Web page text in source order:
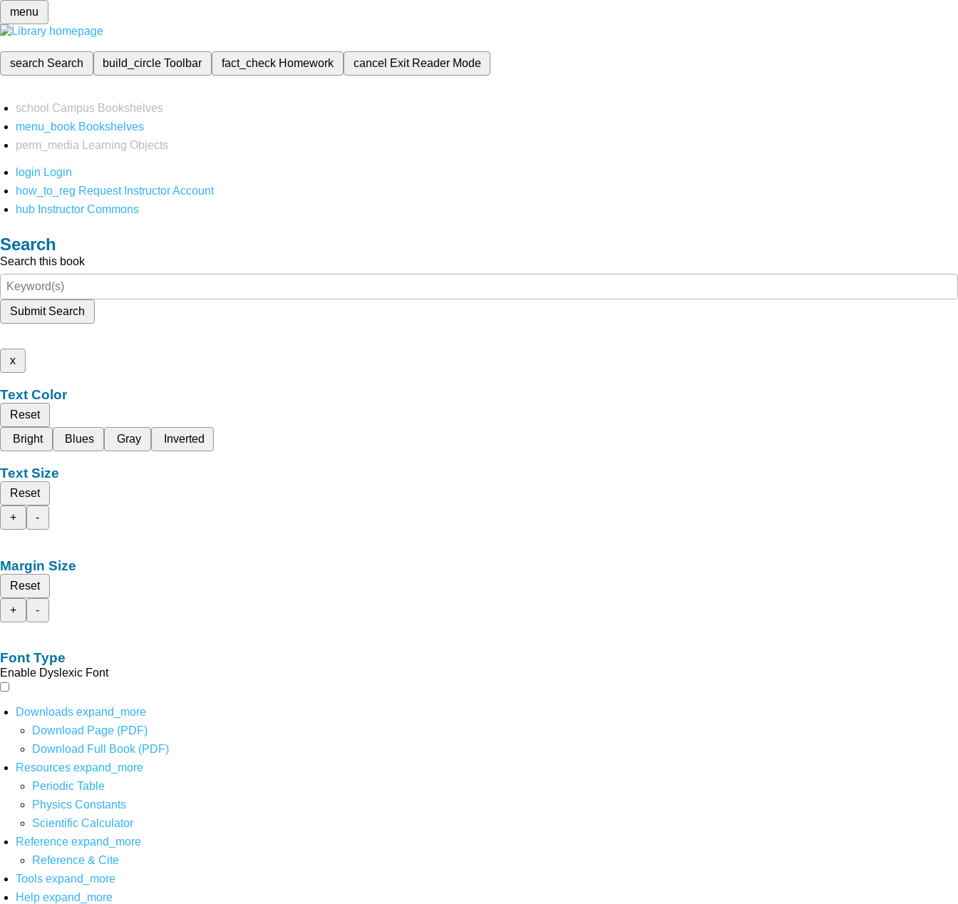
menu
search Search build_circleToolbar fact_check Homework cancel Exit Reader Mode
school Campus Bookshelves
menu_book Bookshelves
perm_media
Learning Objects
login Login
how_to_reg Request Instructor Account
hub Instructor Commons
Search
Search this book
Submit Search
x
Text Color
Reset
Bright
Blues Gray Inverted
Text Size
Reset
+
-
Margin Size
Reset
+
-
Font Type
Enable Dyslexic Font
Downloads expand_more
Download Page (PDF)
Download Full Book (PDF)
Resources expand_more
Periodic Table
Physics Constants
Scientific Calculator
Reference expand_more
Reference & Cite
Tools expand_more
Help expand_more